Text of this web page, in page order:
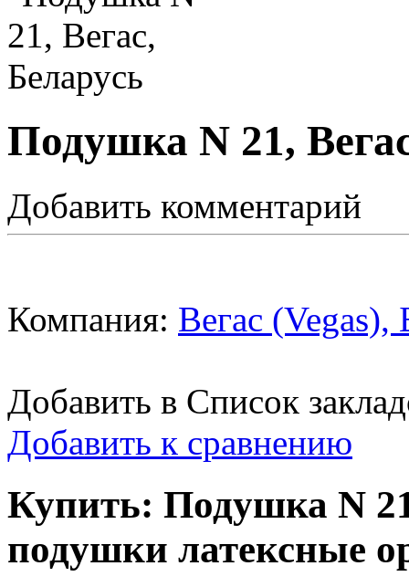
Подушка N 21,
Добавить комментарий
Компания: Вегас (Vegas),
Добавить в Список
Добавить к сравнению
Купить: Подушка N
подушки латексные